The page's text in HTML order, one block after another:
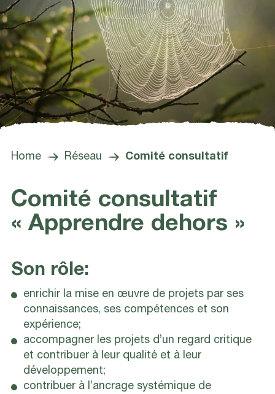
Home Réseau Comité consultatif
Comité consultatif
« Apprendre dehors »
Son rôle:
enrichir la mise en œuvre de projets par ses
connaissances, ses compétences et son
expérience;
accompagner les projets d’un regard critique
et contribuer à leur qualité et à leur
développement;
contribuer à l’ancrage systémique de